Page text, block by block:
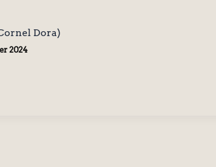
Dora)
2024